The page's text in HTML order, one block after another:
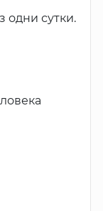
одни сутки.